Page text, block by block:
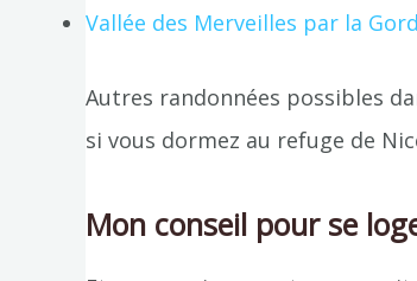
Vallée des Merveilles par la
Autres randonnées possibles
si vous dormez au refuge de
Mon conseil pour se